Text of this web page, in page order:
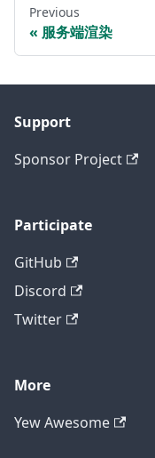
Previous
服务端渲染
Support
Sponsor Project
Participate
GitHub
Discord
Twitter
More
Yew Awesome